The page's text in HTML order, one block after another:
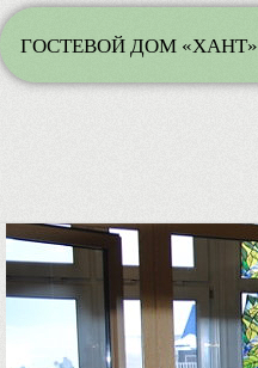
ГОСТЕВОЙ ДОМ «ХАНТ»